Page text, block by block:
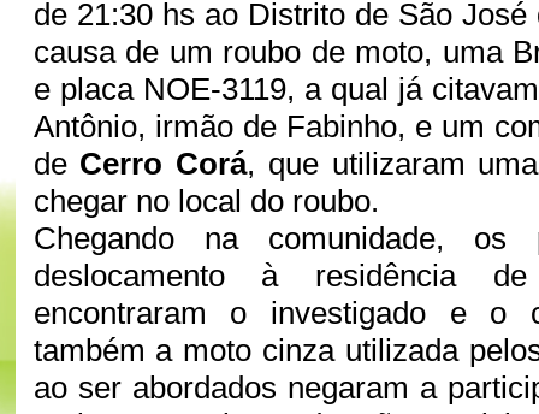
de 21:30 hs ao Distrito de São
causa de um roubo de moto, uma
e placa NOE-3119, a qual já
Antônio, irmão de Fabinho, e um
de Cerro Corá, que utilizaram
chegar no local do roubo.
Chegando na comunidade, os
deslocamento à residência
encontraram o investigado e o
também a moto cinza utilizada
ao ser abordados negaram a